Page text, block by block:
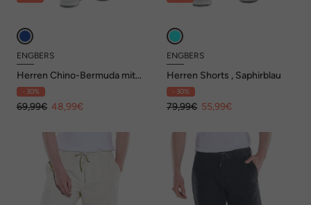
ENGBERS
Herren Chino-Bermuda mit
Tunnelzug , Hellblau
- 30%
69,99€ 48,99€
ENGBERS
Herren Shorts , Saphirblau
- 30%
79,99€ 55,99€